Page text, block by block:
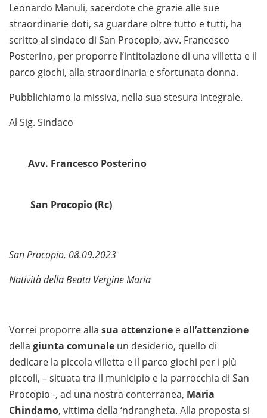
Leonardo Manuli, sacerdote che grazie alle sue
straordinarie doti, sa guardare oltre tutto e tutti, ha
scritto al sindaco di San Procopio, avv. Francesco
Posterino, per proporre l’intitolazione di una villetta e il
parco giochi, alla straordinaria e sfortunata donna.
Pubblichiamo la missiva, nella sua stesura integrale.
Al Sig. Sindaco
Avv. Francesco Posterino
San Procopio (Rc)
San Procopio, 08.09.2023
Natività della Beata Vergine Maria
Vorrei proporre alla sua attenzione eall’attenzione
della giunta comunale un desiderio, quello di
dedicare la piccola villetta e il parco giochi per i più
piccoli, – situata tra il municipio e la parrocchia di San
Procopio -, ad una nostra conterranea, Maria
Chindamo, vittima della ‘ndrangheta. Alla proposta si